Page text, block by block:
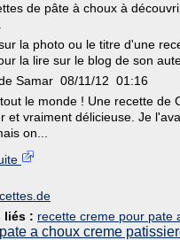
de pâte à choux à
la photo ou le titre d'une
la lire sur le blog de son
Samar 08/11/12 01:16
le monde ! Une recette de
et vraiment délicieuse. Je
on...
liés : recette creme pour pate
a choux creme